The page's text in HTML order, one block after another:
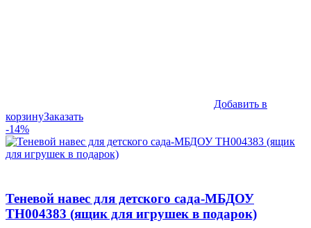
Добавить в
корзинуЗаказать
-14%
Теневой навес для детского сада-МБДОУ
ТН004383 (ящик для игрушек в подарок)